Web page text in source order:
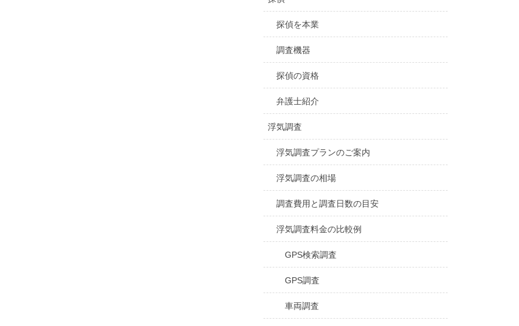
探偵を本業
調査機器
探偵の資格
弁護士紹介
浮気調査
浮気調査プランのご案内
浮気調査の相場
調査費用と調査日数の目安
浮気調査料金の比較例
GPS検索調査
GPS調査
車両調査